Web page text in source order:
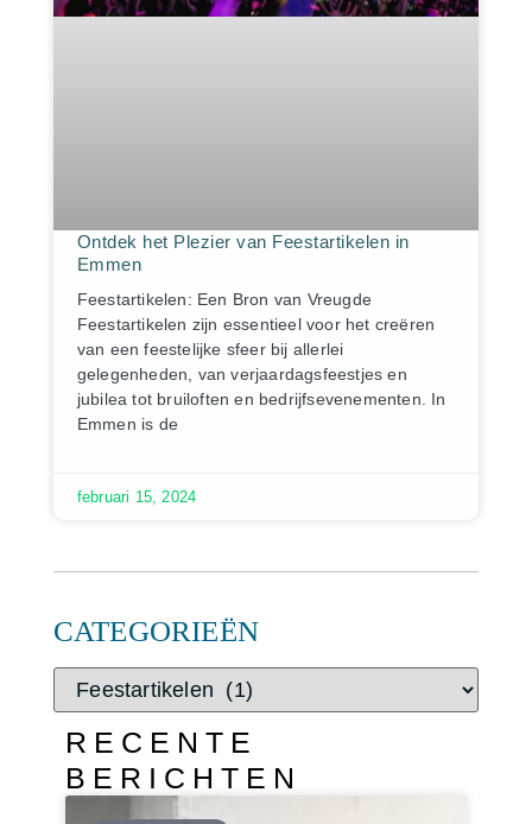
CATEGORIEËN
RECENTE
BERICHTEN
Ontdek het Plezier van Feestartikelen in
Emmen
Feestartikelen: Een Bron van Vreugde
Feestartikelen zijn essentieel voor het creëren
van een feestelijke sfeer bij allerlei
gelegenheden, van verjaardagsfeestjes en
jubilea tot bruiloften en bedrijfsevenementen. In
Emmen is de
februari 15, 2024